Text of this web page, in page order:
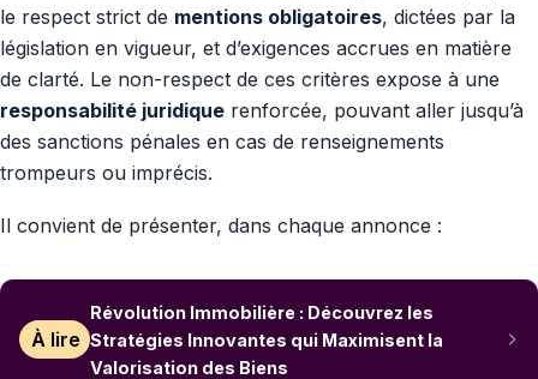
le respect strict de mentions obligatoires, dictées par la
législation en vigueur, et d’exigences accrues en matière
de clarté. Le non-respect de ces critères expose à une
responsabilité juridique renforcée, pouvant aller jusqu’à
des sanctions pénales en cas de renseignements
trompeurs ou imprécis.
Il convient de présenter, dans chaque annonce :
À lire
Révolution Immobilière : Découvrez les
Stratégies Innovantes qui Maximisent la
Valorisation des Biens